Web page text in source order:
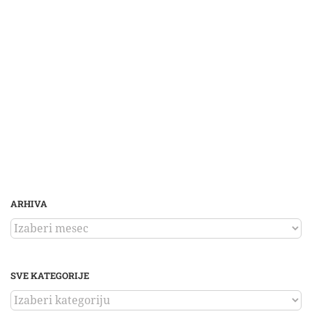
ARHIVA
ARHIVA
SVE KATEGORIJE
SVE
KATEGORIJE